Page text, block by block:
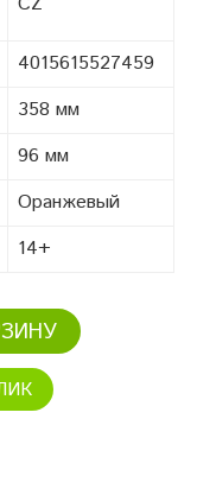
4015615527459
358 мм
96 мм
Оранжевый
14+